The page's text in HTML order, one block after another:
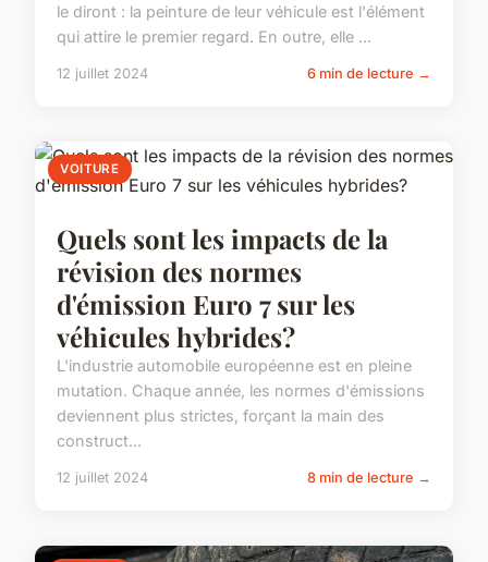
le diront : la peinture de leur véhicule est l'élément
qui attire le premier regard. En outre, elle ...
12 juillet 2024 6 min de lecture →
VOITURE
Quels sont les impacts de la
révision des normes
d'émission Euro 7 sur les
véhicules hybrides?
L'industrie automobile européenne est en pleine
mutation. Chaque année, les normes d'émissions
deviennent plus strictes, forçant la main des
construct...
12 juillet 2024 8 min de lecture →